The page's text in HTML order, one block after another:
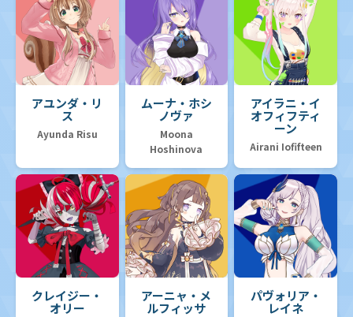
アユンダ・リ
ス
Ayunda Risu
ムーナ・ホシ
ノヴァ
Moona
Hoshinova
アイラニ・イ
オフィフティ
ーン
Airani Iofifteen
クレイジー・
オリー
アーニャ・メ
ルフィッサ
パヴォリア・
レイネ